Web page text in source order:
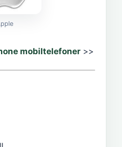
mobiltelefoner >>